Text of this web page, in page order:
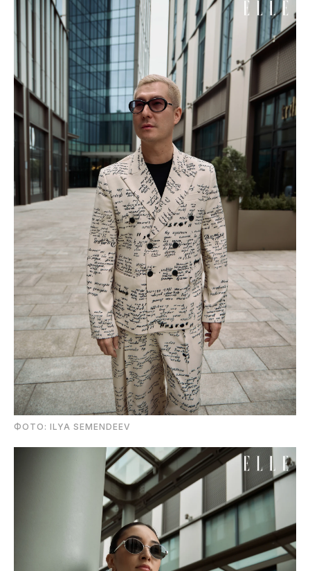
ФОТО: ILYA SEMENDEEV